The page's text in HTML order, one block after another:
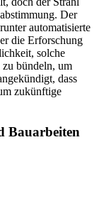
Der
automatisierte
die Erforschung
solche
bündeln, um
dass
zukünftige
Bauarbeiten